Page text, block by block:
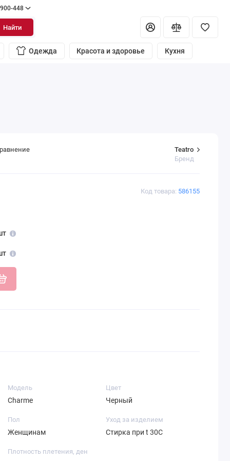
448
Найти
Одежда Красота и здоровье Кухня
Код товара: 586155
Teatro
Бренд
Модель
Charme
Цвет
Черный
Пол
Женщинам
Уход за изделием
Стирка при t 30С
Плотность плетения, ден